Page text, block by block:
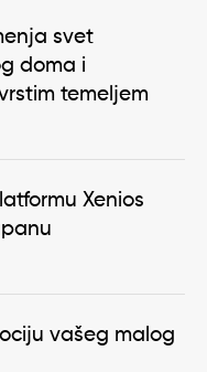
svet
doma i
temeljem
Xenios
vašeg malog